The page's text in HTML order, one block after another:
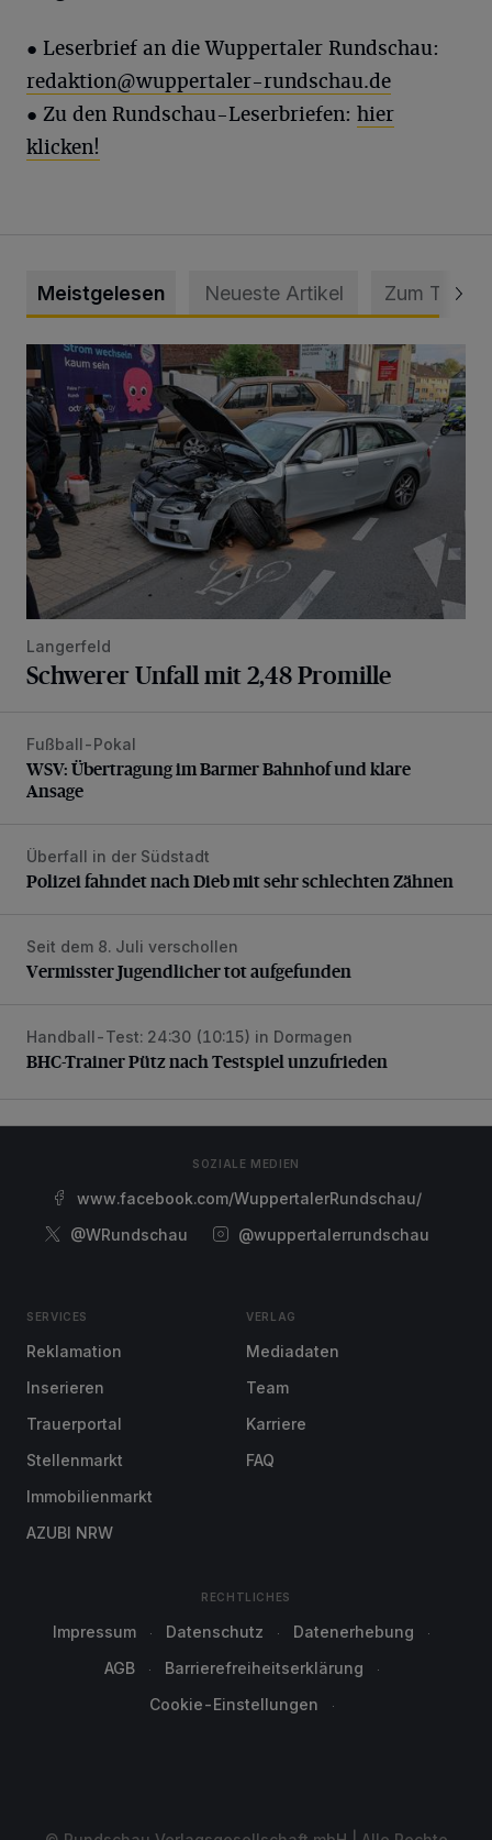
● Leserbrief an die Wuppertaler Rundschau:
redaktion@wuppertaler-rundschau.de
● Zu den Rundschau-Leserbriefen: hier
klicken!
Meistgelesen Neueste Artikel Zum Thema
Schwerer Unfall mit 2,48 Promille
Langerfeld
Schwerer Unfall mit 2,48 Promille
WSV: Übertragung im Barmer Bahnhof und klare Ansage
Fußball-Pokal
WSV: Übertragung im Barmer Bahnhof und klare
Ansage
Polizei fahndet nach Dieb mit sehr schlechten Zähnen
Überfall in der Südstadt
Polizei fahndet nach Dieb mit sehr schlechten Zähnen
Vermisster Jugendlicher tot aufgefunden
Seit dem 8. Juli verschollen
Vermisster Jugendlicher tot aufgefunden
BHC-Trainer Pütz nach Testspiel unzufrieden
Handball-Test: 24:30 (10:15) in Dormagen
BHC-Trainer Pütz nach Testspiel unzufrieden
SOZIALE MEDIEN
www.facebook.com/WuppertalerRundschau/
@WRundschau
@wuppertalerrundschau
SERVICES
Reklamation
Inserieren
Trauerportal
Stellenmarkt
Immobilienmarkt
AZUBI NRW
VERLAG
Mediadaten
Team
Karriere
FAQ
RECHTLICHES
Impressum Datenschutz
Datenerhebung
AGB
Barrierefreiheitserklärung
Cookie-Einstellungen